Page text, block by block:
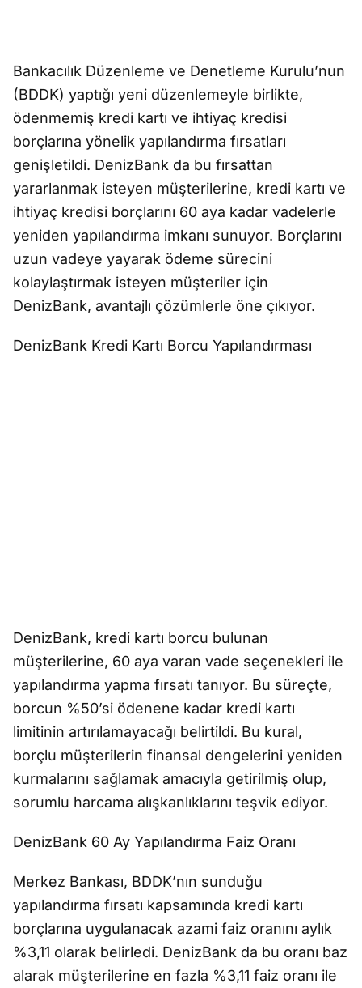
Bankacılık Düzenleme ve Denetleme Kurulu’nun
(BDDK) yaptığı yeni düzenlemeyle birlikte,
ödenmemiş kredi kartı ve ihtiyaç kredisi
borçlarına yönelik yapılandırma fırsatları
genişletildi. DenizBank da bu fırsattan
yararlanmak isteyen müşterilerine, kredi kartı ve
ihtiyaç kredisi borçlarını 60 aya kadar vadelerle
yeniden yapılandırma imkanı sunuyor. Borçlarını
uzun vadeye yayarak ödeme sürecini
kolaylaştırmak isteyen müşteriler için
DenizBank, avantajlı çözümlerle öne çıkıyor.
DenizBank Kredi Kartı Borcu Yapılandırması
DenizBank, kredi kartı borcu bulunan
müşterilerine, 60 aya varan vade seçenekleri ile
yapılandırma yapma fırsatı tanıyor. Bu süreçte,
borcun %50’si ödenene kadar kredi kartı
limitinin artırılamayacağı belirtildi. Bu kural,
borçlu müşterilerin finansal dengelerini yeniden
kurmalarını sağlamak amacıyla getirilmiş olup,
sorumlu harcama alışkanlıklarını teşvik ediyor.
DenizBank 60 Ay Yapılandırma Faiz Oranı
Merkez Bankası, BDDK’nın sunduğu
yapılandırma fırsatı kapsamında kredi kartı
borçlarına uygulanacak azami faiz oranını aylık
%3,11 olarak belirledi. DenizBank da bu oranı baz
alarak müşterilerine en fazla %3,11 faiz oranı ile